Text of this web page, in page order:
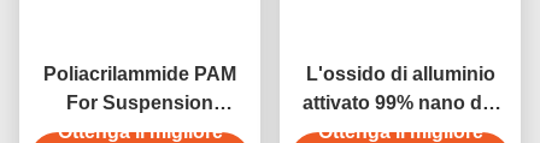
Poliacrilammide PAM
For Suspension
Agent/flocculante CAS
Ottenga il migliore
L'ossido di alluminio
attivato 99% nano del
grado spolverizza CAS
Ottenga il migliore